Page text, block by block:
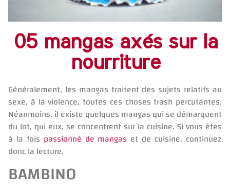
05 mangas axés sur la
nourriture
Généralement, les mangas traitent des sujets relatifs au
sexe, à la violence, toutes ces choses trash percutantes.
Néanmoins, il existe quelques mangas qui se démarquent
du lot, qui eux, se concentrent sur la cuisine. Si vous êtes
à la fois passionné de mangas et de cuisine, continuez
donc la lecture.
BAMBINO